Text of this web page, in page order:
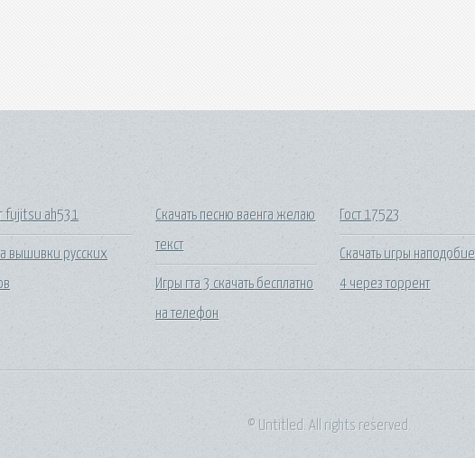
fujitsu ah531
вышивки русских
Скачать песню ваенга желаю
текст
Игры гта 3 скачать бесплатно
на телефон
Гост 17523
Скачать игры наподобие
4 через торрент
© Untitled. All rights reserved.